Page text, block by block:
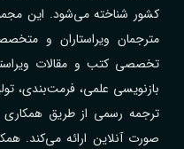
کشور شناخته می‌شود. این
مترجمان ویراستاران و
تخصصی کتب و مقالات
بازنویسی علمی، فرمت‌بندی،
ترجمه رسمی از طریق همکاری
صورت آنلاین ارائه می‌کند.